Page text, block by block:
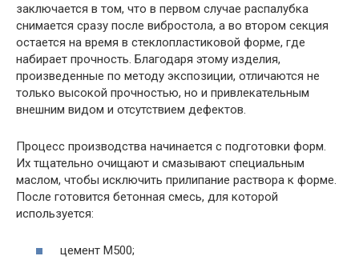
заключается в том, что в первом случае распалубка
снимается сразу после вибростола, а во втором секция
остается на время в стеклопластиковой форме, где
набирает прочность. Благодаря этому изделия,
произведенные по методу экспозиции, отличаются не
только высокой прочностью, но и привлекательным
внешним видом и отсутствием дефектов.
Процесс производства начинается с подготовки форм.
Их тщательно очищают и смазывают специальным
маслом, чтобы исключить прилипание раствора к форме.
После готовится бетонная смесь, для которой
используется:
цемент М500;